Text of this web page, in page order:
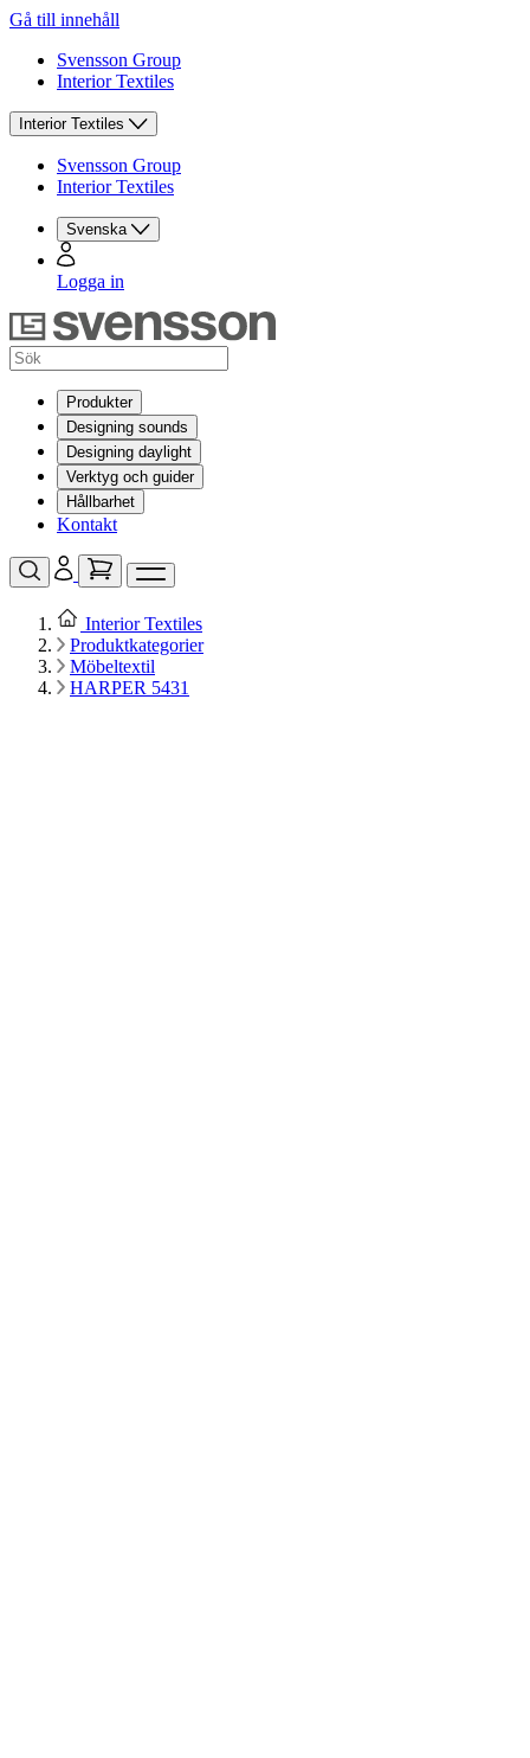
Gå till innehåll
Svensson Group
Interior Textiles
Interior Textiles
Svensson Group
Interior Textiles
Svenska
Logga in
Produkter
Designing sounds
Designing daylight
Verktyg och guider
Hållbarhet
Kontakt
Interior Textiles
Produktkategorier
Möbeltextil
HARPER 5431